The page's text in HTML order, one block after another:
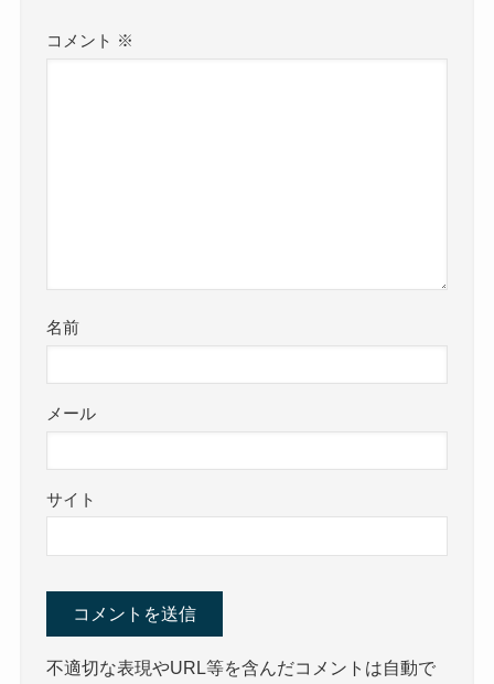
コメント ※
名前
メール
サイト
不適切な表現やURL等を含んだコメントは自動で